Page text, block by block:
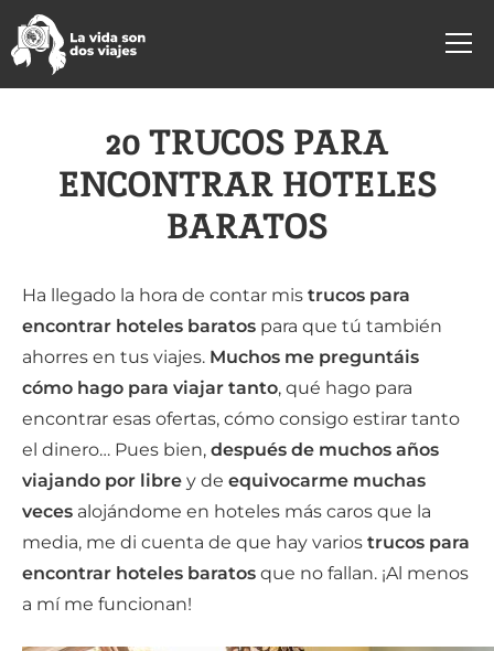
20 TRUCOS PARA
ENCONTRAR HOTELES
BARATOS
Ha llegado la hora de contar mis trucos para
encontrar hoteles baratos para que tú también
ahorres en tus viajes. Muchos me preguntáis
cómo hago para viajar tanto, qué hago para
encontrar esas ofertas, cómo consigo estirar tanto
el dinero… Pues bien, después de muchos años
viajando por libre y de equivocarme muchas
veces alojándome en hoteles más caros que la
media, me di cuenta de que hay varios trucos para
encontrar hoteles baratos que no fallan. ¡Al menos
a mí me funcionan!